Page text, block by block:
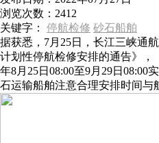
浏览次数： 2412
关键字： 停航检修 砂石船舶
据获悉，7月25日，长江三峡通
计划性停航检修安排的通告》，
年8月25日08:00至9月29日08:00
石运输船舶注意合理安排时间与